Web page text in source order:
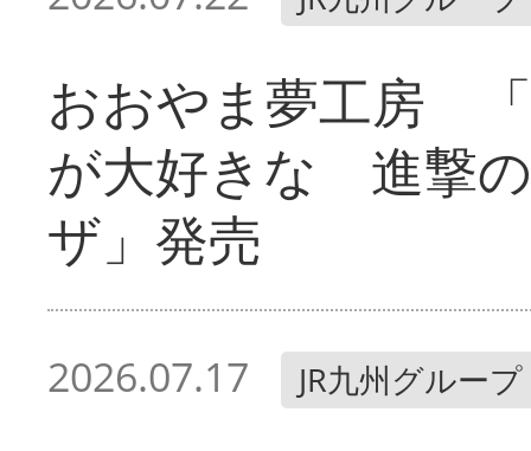
おおやま夢工房
が大好きな 進撃
ザ」発売
2026.07.17 JR九州グループ